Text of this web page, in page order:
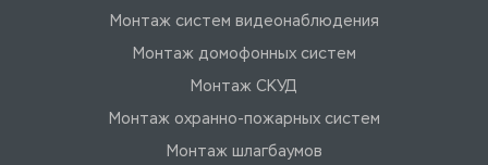
Монтаж систем видеонаблюдения
Монтаж домофонных систем
Монтаж СКУД
Монтаж охранно-пожарных систем
Монтаж шлагбаумов